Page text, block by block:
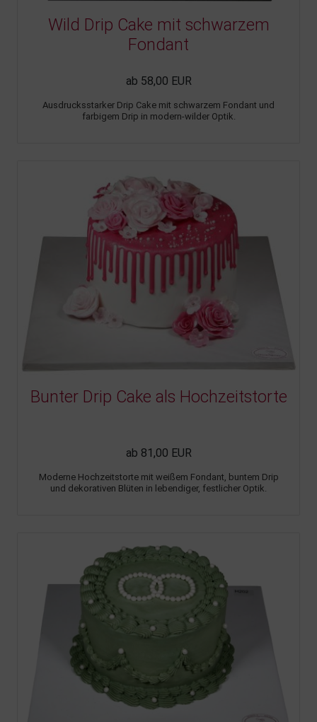
Wild Drip Cake mit schwarzem
Fondant
ab 58,00 EUR
Ausdrucksstarker Drip Cake mit schwarzem Fondant und
farbigem Drip in modern-wilder Optik.
Bunter Drip Cake als Hochzeitstorte
ab 81,00 EUR
Moderne Hochzeitstorte mit weißem Fondant, buntem Drip
und dekorativen Blüten in lebendiger, festlicher Optik.